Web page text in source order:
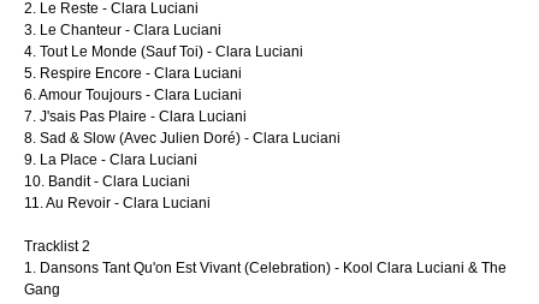
2. Le Reste - Clara Luciani
3. Le Chanteur - Clara Luciani
4. Tout Le Monde (Sauf Toi) - Clara Luciani
5. Respire Encore - Clara Luciani
6. Amour Toujours - Clara Luciani
7. J'sais Pas Plaire - Clara Luciani
8. Sad & Slow (Avec Julien Doré) - Clara Luciani
9. La Place - Clara Luciani
10. Bandit - Clara Luciani
11. Au Revoir - Clara Luciani
Tracklist 2
1. Dansons Tant Qu'on Est Vivant (Celebration) - Kool Clara Luciani & The
Gang